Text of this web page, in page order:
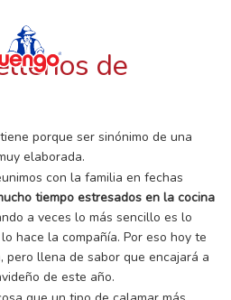
de
porque ser sinónimo de una
elaborada.
con la familia en fechas
tiempo estresados en la cocina
a veces lo más sencillo es lo
hace la compañía. Por eso hoy te
pero llena de sabor que encajará a
de este año.